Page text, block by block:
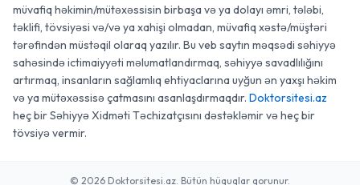
müvafiq həkimin/mütəxəssisin birbaşa və ya dolayı əmri, tələbi,
təklifi, tövsiyəsi və/və ya xahişi olmadan, müvafiq xəstə/müştəri
tərəfindən müstəqil olaraq yazılır. Bu veb saytın məqsədi səhiyyə
sahəsində ictimaiyyəti məlumatlandırmaq, səhiyyə savadlılığını
artırmaq, insanların sağlamlıq ehtiyaclarına uyğun ən yaxşı həkim
və ya mütəxəssisə çatmasını asanlaşdırmaqdır. Doktorsitesi.az
heç bir Səhiyyə Xidməti Təchizatçısını dəstəkləmir və heç bir
tövsiyə vermir.
© 2026 Doktorsitesi.az. Bütün hüquqlar qorunur.